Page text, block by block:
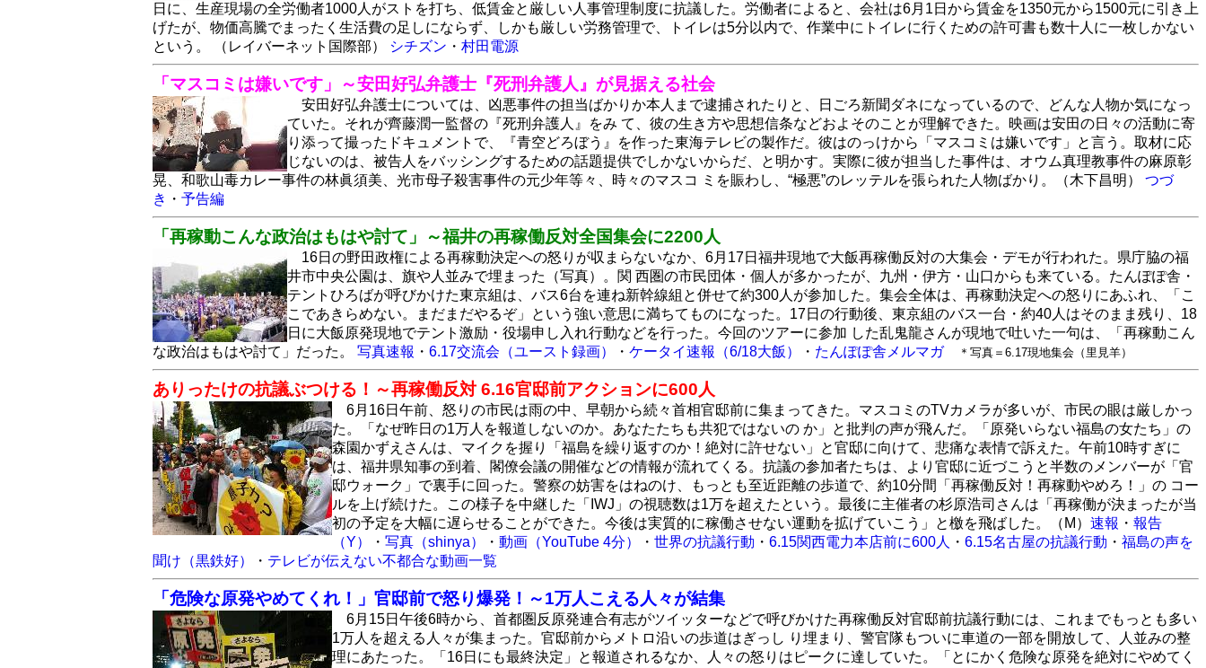
日に、生産現場の全労働者1000人がストを打ち、低賃金と厳しい人事管理制度に抗議した。労働者によると、会社は6月1日から賃金を1350元から1500元に引き上
げたが、物価高騰でまったく生活費の足しにならず、しかも厳しい労務管理で、トイレは5分以内で、作業中にトイレに行くための許可書も数十人に一枚しかない
という。 （レイバーネット国際部）
シチズン ・ 村田電源
「マスコミは嫌いです」～安田好弘弁護士『死刑弁護人』が見据える社会
安田好弘弁護士については、凶悪事件の担当ばかりか本人まで逮捕されたりと、日ごろ新聞ダネになっているので、どんな人物か気になっ
ていた。それが齊藤潤一監督の『死刑弁護人』をみ て、彼の生き方や思想信条などおよそのことが理解できた。映画は安田の日々の活動に寄
り添って撮ったドキュメントで、『青空どろぼう』を作った東海テレビの製作だ。彼はのっけから「マスコミは嫌いです」と言う。取材に応
じないのは、被告人をバッシングするための話題提供でしかないからだ、と明かす。実際に彼が担当した事件は、オウム真理教事件の麻原彰
晃、和歌山毒カレー事件の林眞須美、光市母子殺害事件の元少年等々、時々のマスコ ミを賑わし、“極悪”のレッテルを張られた人物ばかり。（木下昌明） つづ
き ・ 予告編
「再稼動こんな政治はもはや討て」～福井の再稼働反対全国集会に2200人
16日の野田政権による再稼動決定への怒りが収まらないなか、6月17日福井現地で大飯再稼働反対の大集会・デモが行われた。県庁脇の福
井市中央公園は、旗や人並みで埋まった（写真）。関 西圏の市民団体・個人が多かったが、九州・伊方・山口からも来ている。たんぽぽ舎・
テントひろばが呼びかけた東京組は、バス6台を連ね新幹線組と併せて約300人が参加した。集会全体は、再稼動決定への怒りにあふれ、「こ
こであきらめない。まだまだやるぞ」という強い意思に満ちてものになった。17日の行動後、東京組のバス一台・約40人はそのまま残り、18
日に大飯原発現地でテント激励・役場申し入れ行動などを行った。今回のツアーに参加 した乱鬼龍さんが現地で吐いた一句は、「再稼動こん
な政治はもはや討て」だった。 写真速報 ・ 6.17交流会（ユースト録画） ・ ケータイ速報（6/18大飯） ・ たんぽぽ舎メルマガ ＊写真＝6.17現地集会（里見羊）
ありったけの抗議ぶつける！～再稼働反対 6.16官邸前アクションに600人
6月16日午前、怒りの市民は雨の中、早朝から続々首相官邸前に集まってきた。マスコミのTVカメラが多いが、市民の眼は厳しかっ
た。「なぜ昨日の1万人を報道しないのか。あなたたちも共犯ではないの か」と批判の声が飛んだ。「原発いらない福島の女たち」の
森園かずえさんは、マイクを握り「福島を繰り返すのか！絶対に許せない」と官邸に向けて、悲痛な表情で訴えた。午前10時すぎに
は、福井県知事の到着、閣僚会議の開催などの情報が流れてくる。抗議の参加者たちは、より官邸に近づこうと半数のメンバーが「官
邸ウォーク」で裏手に回った。警察の妨害をはねのけ、もっとも至近距離の歩道で、約10分間「再稼働反対！再稼動やめろ！」の コー
ルを上げ続けた。この様子を中継した「IWJ」の視聴数は1万を超えたという。最後に主催者の杉原浩司さんは「再稼働が決まったが当
初の予定を大幅に遅らせることができた。今後は実質的に稼働させない運動を拡げていこう」と檄を飛ばした。（M） 速報 ・ 報告
（Y）
・ 写真（shinya） ・ 動画（YouTube 4分） ・ 世界の抗議行動 ・ 6.15関西電力本店前に600人 ・ 6.15名古屋の抗議行動 ・ 福島の声を
聞け（黒鉄好）
・ テレビが伝えない不都合な動画一覧
「危険な原発やめてくれ！」官邸前で怒り爆発！～1万人こえる人々が結集
6月15日午後6時から、首都圏反原発連合有志がツイッターなどで呼びかけた再稼働反対官邸前抗議行動には、これまでもっとも多い
1万人を超える人々が集まった。官邸前からメトロ沿いの歩道はぎっし り埋まり、警官隊もついに車道の一部を開放して、人並みの整
理にあたった。「16日にも最終決定」と報道されるなか、人々の怒りはピークに達していた。「とにかく危険な原発を絶対にやめてく